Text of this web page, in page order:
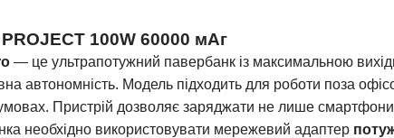
100W 60000 мАг
— це ультрапотужний павербанк із максимальною
автономність. Модель підходить для роботи поза
Пристрій дозволяє заряджати не лише
необхідно використовувати мережевий адаптер